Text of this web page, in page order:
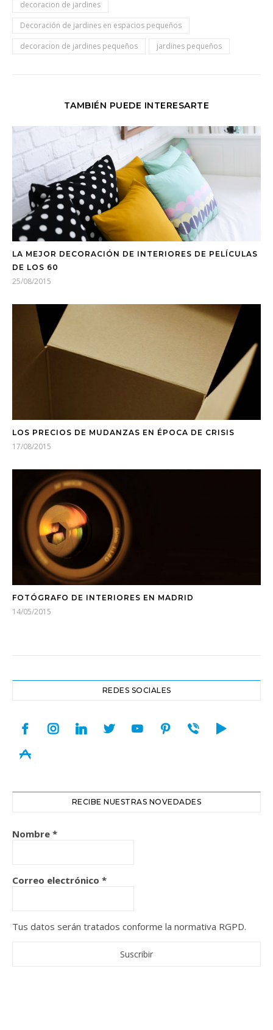
decoracion de jardines
Decoración de jardines en espacios pequeños
decoracion de jardines pequeños
jardines pequeños
TAMBIÉN PUEDE INTERESARTE
LA MEJOR DECORACIÓN DE INTERIORES DE PELÍCULAS
DE LOS 60
25/08/2015
LOS PRECIOS DE MUDANZAS EN ÉPOCA DE CRISIS
17/08/2015
FOTÓGRAFO DE INTERIORES EN MADRID
14/05/2015
REDES SOCIALES
facebookinstagramlinkedintwitteryoutubepinterest
viber play
appstore
RECIBE NUESTRAS NOVEDADES
Nombre *
Correo electrónico *
Tus datos serán tratados conforme la normativa RGPD.